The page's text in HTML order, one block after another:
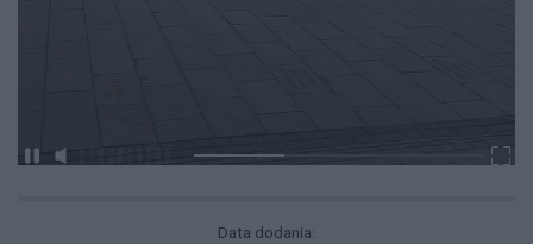
Data dodania: